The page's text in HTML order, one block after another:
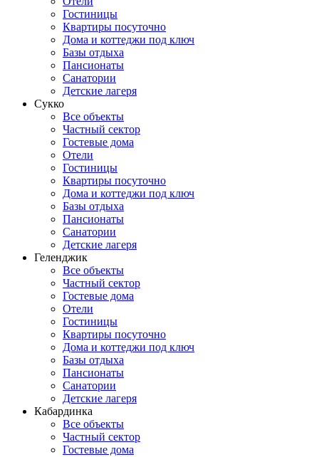
Гостиницы
Квартиры посуточно
Дома и коттеджи под ключ
Базы отдыха
Пансионаты
Санатории
Детские лагеря
Сукко
Все объекты
Частный сектор
Гостевые дома
Отели
Гостиницы
Квартиры посуточно
Дома и коттеджи под ключ
Базы отдыха
Пансионаты
Санатории
Детские лагеря
Геленджик
Все объекты
Частный сектор
Гостевые дома
Отели
Гостиницы
Квартиры посуточно
Дома и коттеджи под ключ
Базы отдыха
Пансионаты
Санатории
Детские лагеря
Кабардинка
Все объекты
Частный сектор
Гостевые дома